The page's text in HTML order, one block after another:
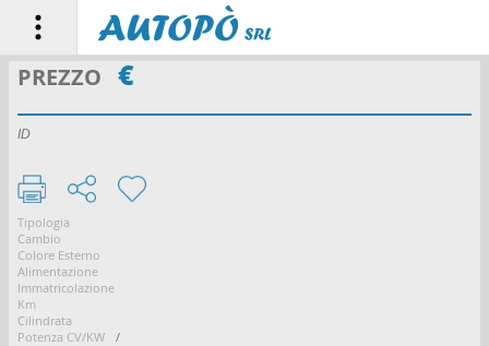
HOME PAGE
CHI SIAMO
ASSISTENZA
NOLEGGIO
PREZZO €
ID
Tipologia
Cambio
Colore Esterno
Alimentazione
Immatricolazione
Km
Cilindrata
Potenza CV/KW
/